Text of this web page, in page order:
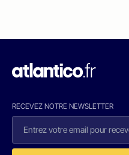
RECEVEZ NOTRE NEWSLETTER